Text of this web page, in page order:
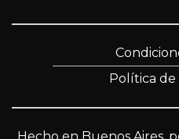
Política de
Hecho en Buenos Aires,